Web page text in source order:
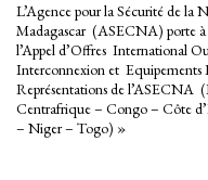
L’Agence pour la Sécurité de la
Madagascar (ASECNA) porte à
l’Appel d’Offres International
Interconnexion et Equipements
Représentations de l’ASECNA
Centrafrique – Congo – Côte
– Niger – Togo) »